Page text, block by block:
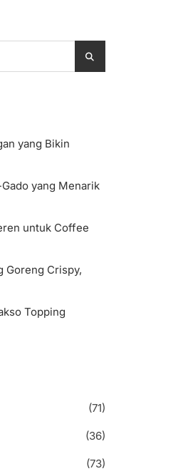
yang Bikin
yang Menarik
untuk Coffee
Goreng Crispy,
Topping
(71)
(36)
(73)